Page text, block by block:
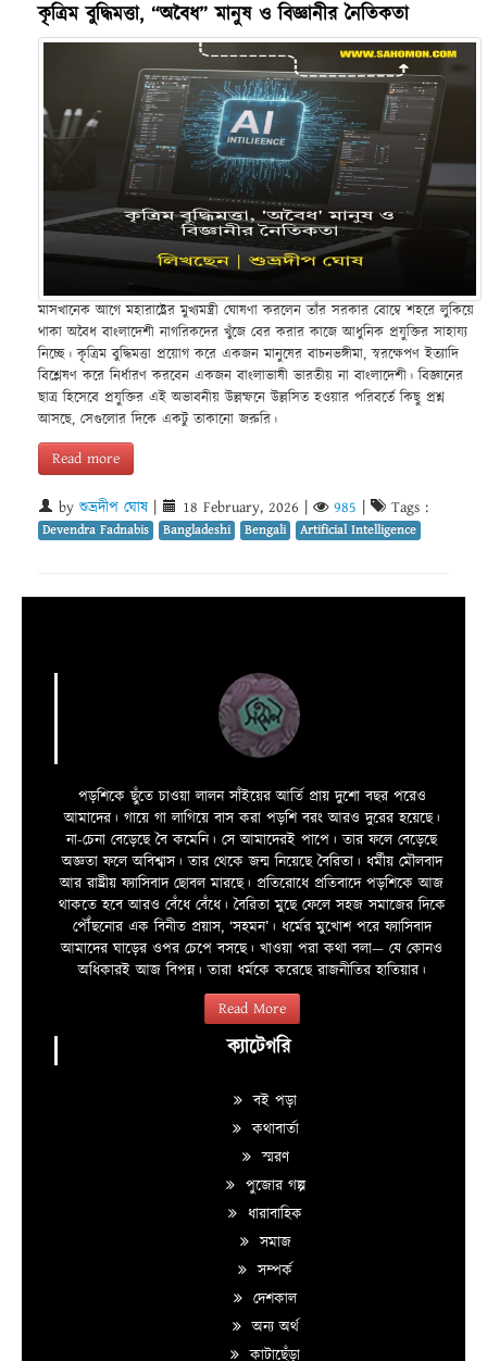
কৃত্রিম বুদ্ধিমত্তা, “অবৈধ” মানুষ ও বিজ্ঞানীর নৈতিকতা
মাসখানেক আগে মহারাষ্ট্রের মুখ্যমন্ত্রী ঘোষণা করলেন তাঁর সরকার বোম্বে শহরে লুকিয়ে
থাকা অবৈধ বাংলাদেশী নাগরিকদের খুঁজে বের করার কাজে আধুনিক প্রযুক্তির সাহায্য
নিচ্ছে। কৃত্রিম বুদ্ধিমত্তা প্রয়োগ করে একজন মানুষের বাচনভঙ্গীমা, স্বরক্ষেপণ ইত্যাদি
বিশ্লেষণ করে নির্ধারণ করবেন একজন বাংলাভাষী ভারতীয় না বাংলাদেশী। বিজ্ঞানের
ছাত্র হিসেবে প্রযুক্তির এই অভাবনীয় উল্লম্ফনে উল্লসিত হওয়ার পরিবর্তে কিছু প্রশ্ন
আসছে, সেগুলোর দিকে একটু তাকানো জরুরি।
Read more
by শুভ্রদীপ ঘোষ 18 February, 2026 985 Tags :
Devendra Fadnabis Bangladeshi Bengali Artificial Intelligence
পড়শিকে ছুঁতে চাওয়া লালন সাঁইয়ের আর্তি প্রায় দুশো বছর পরেও
আমাদের। গায়ে গা লাগিয়ে বাস করা পড়শি বরং আরও দুরের হয়েছে।
না-চেনা বেড়েছে বৈ কমেনি। সে আমাদেরই পাপে। তার ফলে বেড়েছে
অজ্ঞতা ফলে অবিশ্বাস। তার থেকে জন্ম নিয়েছে বৈরিতা। ধর্মীয় মৌলবাদ
আর রাষ্ট্রীয় ফ্যাসিবাদ ছোবল মারছে। প্রতিরোধে প্রতিবাদে পড়শিকে আজ
থাকতে হবে আরও বেঁধে বেঁধে। বৈরিতা মুছে ফেলে সহজ সমাজের দিকে
পৌঁছনোর এক বিনীত প্রয়াস, ‘সহমন’। ধর্মের মুখোশ পরে ফ্যাসিবাদ
আমাদের ঘাড়ের ওপর চেপে বসছে। খাওয়া পরা কথা বলা—­­ যে কোনও
অধিকারই আজ বিপন্ন। তারা ধর্মকে করেছে রাজনীতির হাতিয়ার।
Read More
ক্যাটেগরি
বই পড়া
কথাবার্তা
স্মরণ
পুজোর গল্প
ধারাবাহিক
সমাজ
সম্পর্ক
দেশকাল
অন্য অর্থ
কাটাছেঁড়া